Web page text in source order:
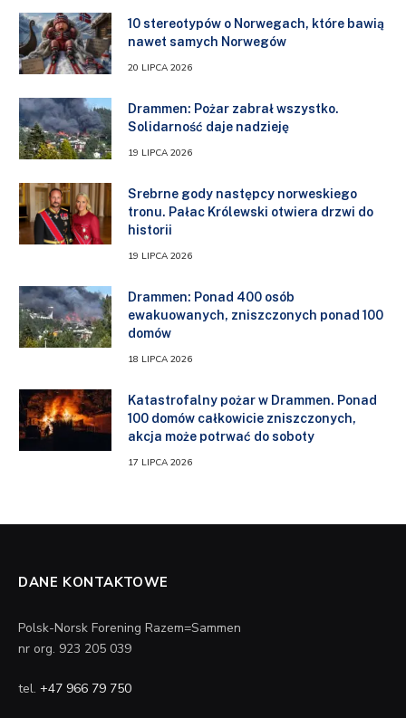
10 stereotypów o Norwegach, które bawią
nawet samych Norwegów
20 LIPCA 2026
Drammen: Pożar zabrał wszystko.
Solidarność daje nadzieję
19 LIPCA 2026
Srebrne gody następcy norweskiego
tronu. Pałac Królewski otwiera drzwi do
historii
19 LIPCA 2026
Drammen: Ponad 400 osób
ewakuowanych, zniszczonych ponad 100
domów
18 LIPCA 2026
Katastrofalny pożar w Drammen. Ponad
100 domów całkowicie zniszczonych,
akcja może potrwać do soboty
17 LIPCA 2026
DANE KONTAKTOWE
Polsk-Norsk Forening Razem=Sammen
nr org. 923 205 039
tel. +47 966 79 750